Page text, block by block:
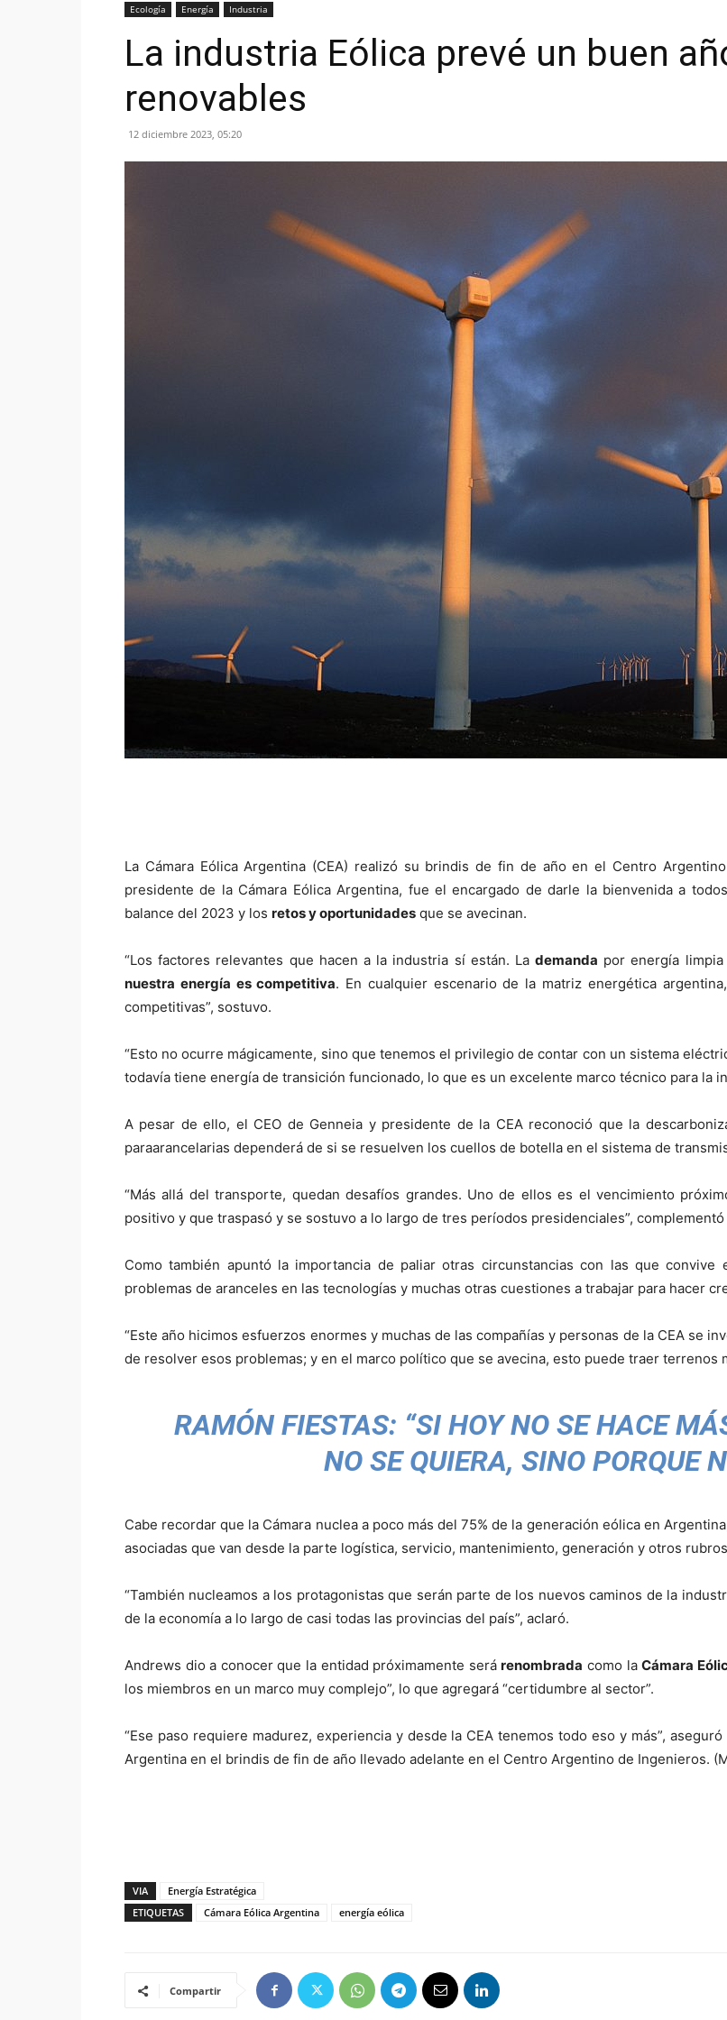
Ecología Energía Industria
La industria Eólica prevé un buen
renovables
12 diciembre 2023, 05:20
La Cámara Eólica Argentina (CEA) realizó su brindis de fin de año en el Centro
presidente de la Cámara Eólica Argentina, fue el encargado de darle la bienvenida a
balance del 2023 y los retos y oportunidades que se avecinan.
“Los factores relevantes que hacen a la industria sí están. Lademanda por energía limpia
nuestra energía es competitiva. En cualquier escenario de la matriz energética
competitivas”, sostuvo.
“Esto no ocurre mágicamente, sino que tenemos el privilegio de contar con un sistema
todavía tiene energía de transición funcionado, lo que es un excelente marco técnico para la
A pesar de ello, el CEO de Genneia y presidente de la CEA reconoció que la
paraarancelarias dependerá de si se resuelven los cuellos de botella en el sistema de
“Más allá del transporte, quedan desafíos grandes. Uno de ellos es el vencimiento
positivo y que traspasó y se sostuvo a lo largo de tres períodos presidenciales”,
Como también apuntó la importancia de paliar otras circunstancias con las que
problemas de aranceles en las tecnologías y muchas otras cuestiones a trabajar para hacer
“Este año hicimos esfuerzos enormes y muchas de las compañías y personas de la CEA se
de resolver esos problemas; y en el marco político que se avecina, esto puede traer terrenos
RAMÓN FIESTAS: “SI HOY NO SE HACE
NO SE QUIERA, SINO PORQUE
Cabe recordar que la Cámara nuclea a poco más del 75% de la generación eólica en
asociadas que van desde la parte logística, servicio, mantenimiento, generación y otros
“También nucleamos a los protagonistas que serán parte de los nuevos caminos de la
de la economía a lo largo de casi todas las provincias del país”, aclaró.
Andrews dio a conocer que la entidad próximamente serárenombrada como laCámara
los miembros en un marco muy complejo”, lo que agregará “certidumbre al sector”.
“Ese paso requiere madurez, experiencia y desde la CEA tenemos todo eso y más”,
Argentina en el brindis de fin de año llevado adelante en el Centro Argentino de Ingenieros.
VIA
Energía Estratégica
ETIQUETAS
Cámara Eólica Argentina energía eólica
Compartir